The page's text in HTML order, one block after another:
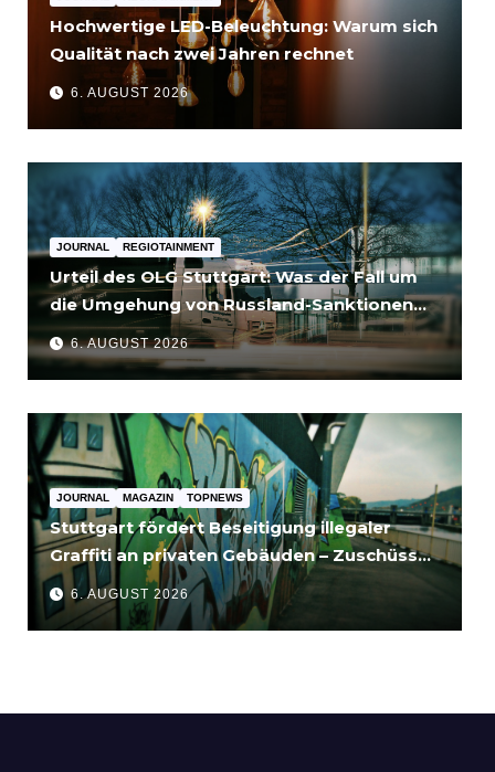
Hochwertige LED-Beleuchtung: Warum sich
Qualität nach zwei Jahren rechnet
6. AUGUST 2026
JOURNAL REGIOTAINMENT
Urteil des OLG Stuttgart: Was der Fall um
die Umgehung von Russland-Sanktionen
für Unternehmen bedeutet
6. AUGUST 2026
JOURNAL MAGAZIN TOPNEWS
Stuttgart fördert Beseitigung illegaler
Graffiti an privaten Gebäuden – Zuschüsse
bis 3.500 Euro
6. AUGUST 2026